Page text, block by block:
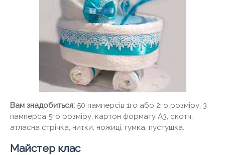
Вам знадобиться: 50 памперсів 1го або 2го розміру, 3
памперса 5го розміру, картон формату А3, скотч,
атласна стрічка, нитки, ножиці, гумка, пустушка.
Майстер клас